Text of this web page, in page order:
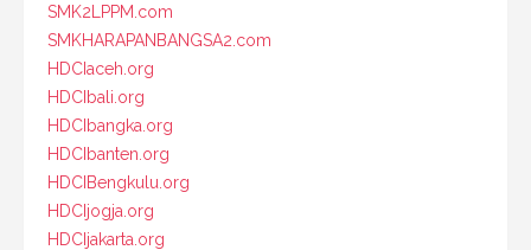
SMK2LPPM.com
SMKHARAPANBANGSA2.com
HDCIaceh.org
HDCIbali.org
HDCIbangka.org
HDCIbanten.org
HDCIBengkulu.org
HDCIjogja.org
HDCIjakarta.org